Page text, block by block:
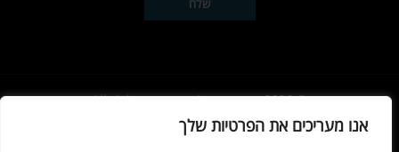
אנו מעריכים את הפרטיות שלך
© 2026 נשק הצפון. All rights reserved
Developed by SPARK MEDIA